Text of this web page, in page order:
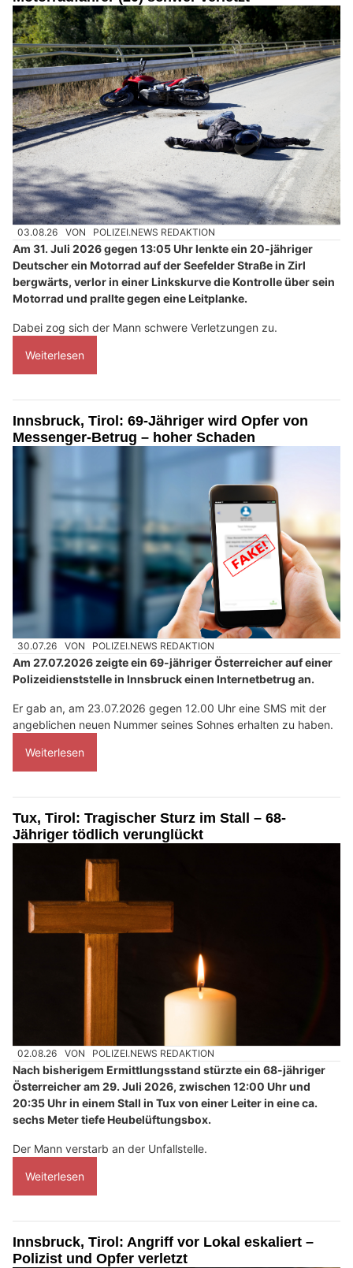
03.08.26 VON POLIZEI.NEWS REDAKTION
Am 31. Juli 2026 gegen 13:05 Uhr lenkte ein 20-jähriger
Deutscher ein Motorrad auf der Seefelder Straße in Zirl
bergwärts, verlor in einer Linkskurve die Kontrolle über sein
Motorrad und prallte gegen eine Leitplanke.
Dabei zog sich der Mann schwere Verletzungen zu.
Weiterlesen
Innsbruck, Tirol: 69-Jähriger wird Opfer von
Messenger-Betrug – hoher Schaden
30.07.26 VON POLIZEI.NEWS REDAKTION
Am 27.07.2026 zeigte ein 69-jähriger Österreicher auf einer
Polizeidienststelle in Innsbruck einen Internetbetrug an.
Er gab an, am 23.07.2026 gegen 12.00 Uhr eine SMS mit der
angeblichen neuen Nummer seines Sohnes erhalten zu haben.
Weiterlesen
Tux, Tirol: Tragischer Sturz im Stall – 68-
Jähriger tödlich verunglückt
02.08.26 VON POLIZEI.NEWS REDAKTION
Nach bisherigem Ermittlungsstand stürzte ein 68-jähriger
Österreicher am 29. Juli 2026, zwischen 12:00 Uhr und
20:35 Uhr in einem Stall in Tux von einer Leiter in eine ca.
sechs Meter tiefe Heubelüftungsbox.
Der Mann verstarb an der Unfallstelle.
Weiterlesen
Innsbruck, Tirol: Angriff vor Lokal eskaliert –
Polizist und Opfer verletzt